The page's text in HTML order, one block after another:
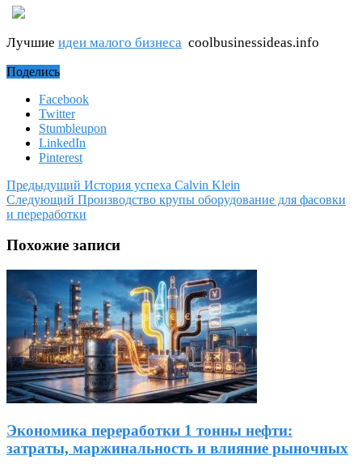
Лучшие идеи малого бизнеса coolbusinessideas.info
Поделись
Facebook
Twitter
Stumbleupon
LinkedIn
Pinterest
Предыдущий История успеха Calvin Klein
Следующий Производство крупы оборудование для фасовки
и переработки
Похожие записи
Экономика переработки 1 тонны нефти:
затраты, маржинальность и влияние рыночных